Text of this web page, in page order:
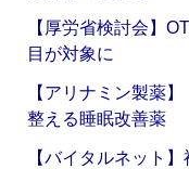
【厚労省検討会】
目が対象に
【アリナミン製薬
整える睡眠改善薬
【バイタルネット